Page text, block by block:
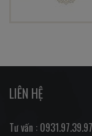
LIÊN HỆ
Tư vấn : 0931.97.39.97